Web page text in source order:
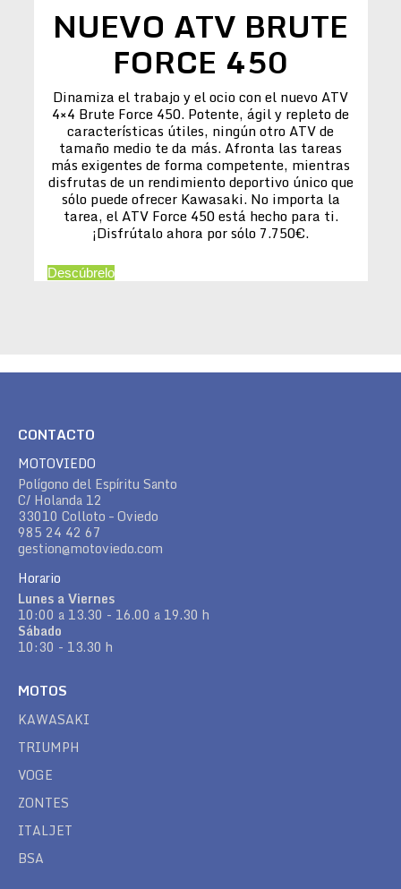
NUEVO ATV BRUTE
FORCE 450
Dinamiza el trabajo y el ocio con el nuevo ATV
4×4 Brute Force 450. Potente, ágil y repleto de
características útiles, ningún otro ATV de
tamaño medio te da más. Afronta las tareas
más exigentes de forma competente, mientras
disfrutas de un rendimiento deportivo único que
sólo puede ofrecer Kawasaki. No importa la
tarea, el ATV Force 450 está hecho para ti.
¡Disfrútalo ahora por sólo 7.750€.
Descúbrelo
CONTACTO
MOTOVIEDO
Polígono del Espíritu Santo
C/ Holanda 12
33010 Colloto – Oviedo
985 24 42 67
gestion@motoviedo.com
Horario
Lunes a Viernes
10:00 a 13.30 - 16.00 a 19.30 h
Sábado
10:30 - 13.30 h
MOTOS
KAWASAKI
TRIUMPH
VOGE
ZONTES
ITALJET
BSA